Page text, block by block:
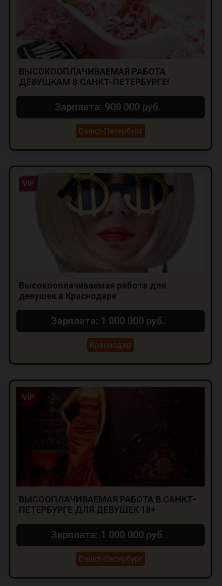
ВЫСОКООПЛАЧИВАЕМАЯ РАБОТА
ДЕВУШКАМ В САНКТ-ПЕТЕРБУРГЕ!
Зарплата: 900 000 руб.
Санкт-Петербург
VIP
Высокооплачиваемая работа для
девушек в Краснодаре
Зарплата: 1 000 000 руб.
Краснодар
VIP
ВЫСООПЛАЧИВАЕМАЯ РАБОТА В САНКТ-
ПЕТЕРБУРГЕ ДЛЯ ДЕВУШЕК 18+
Зарплата: 1 000 000 руб.
Санкт-Петербург